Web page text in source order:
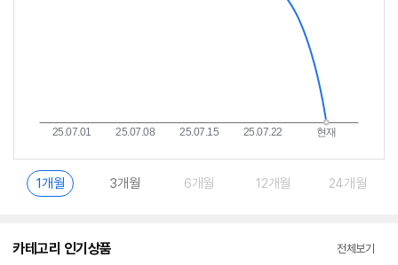
1개월 3개월 6개월 12개월 24개월
카테고리 인기상품 전체보기